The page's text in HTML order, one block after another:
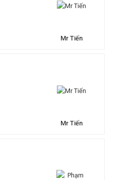
Mr Tiến
Mr Tiến